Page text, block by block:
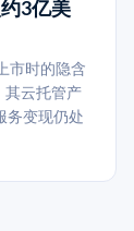
3亿美
市时的隐含
其云托管产
务变现仍处